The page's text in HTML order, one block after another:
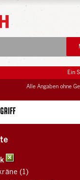
Alle Angaben ohne
Ein
(1)